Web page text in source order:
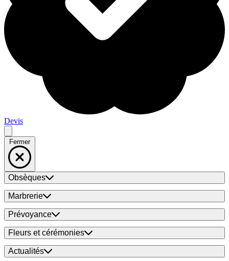
Devis
Fermer
Obsèques
Marbrerie
Prévoyance
Fleurs et cérémonies
Actualités